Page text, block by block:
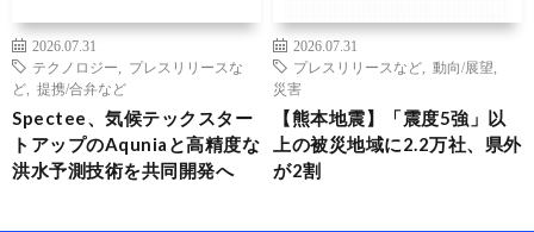
2026.07.31
テクノロジー
プレスリリースな
ど
提携/合弁など
Spectee、気候テックスター
トアップのAquniaと高精度な
洪水予測技術を共同開発へ
2026.07.31
プレスリリースなど
動向/展望
災害
【熊本地震】「震度5強」以
上の被災地域に2.2万社、県外
が2割